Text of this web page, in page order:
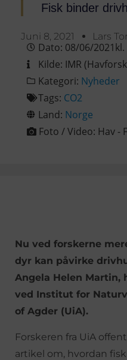
Fisk binder
Juni 8, 2021 Lars
Dato: 08/06/2021kl.
Kilde: IMR
Kategori: Nyheder
Tags: CO2
Land: Norge
Foto / Video: Hav -
Nu ved forskerne
dyr kan påvirke
Angela Helen Martin,
ved Institut for
of Agder (UiA).
Forskeren fra UiA
artikel om, hvordan